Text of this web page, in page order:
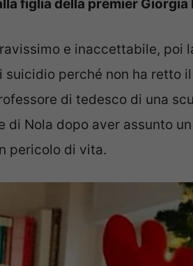
figlia della premier
e inaccettabile, poi
perché non ha retto
di tedesco di una
di Nola dopo aver assunto
pericolo di vita.